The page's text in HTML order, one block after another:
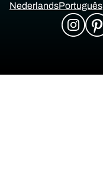
NederlandsPortuguês